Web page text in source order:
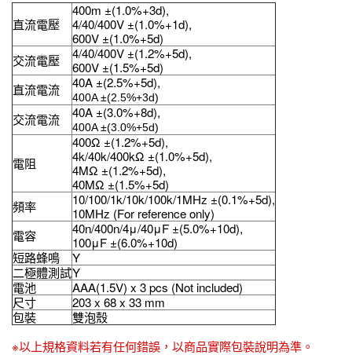
直流電壓
400m ±(1.0%+3d),
4/40/400V ±(1.0%+1d),
600V ±(1.0%+5d)
交流電壓
4/40/400V ±(1.2%+5d),
600V ±(1.5%+5d)
直流電流
40A ±(2.5%+5d),
400A ±(2.5%+3d)
交流電流 40A ±(3.0%+8d),
400A ±(3.0%+5d)
電阻
400Ω ±(1.2%+5d),
4k/40k/400kΩ ±(1.0%+5d),
4MΩ ±(1.2%+5d),
40MΩ ±(1.5%+5d)
頻率
10/100/1k/10k/100k/1MHz ±(0.1%+5d),
10MHz (For reference only)
電容
40n/400n/4μ/40μF ±(5.0%+10d),
100μF ±(6.0%+10d)
短路蜂鳴
Y
二極體測試Y
電池
AAA(1.5V) x 3 pcs (Not included)
尺寸
203 x 68 x 33 mm
包裝
雙泡殼
※以上規格資料若有任何錯誤，以商品實際包裝說明為準。